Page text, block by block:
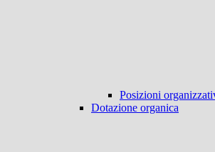
Posizioni
Dotazione organica